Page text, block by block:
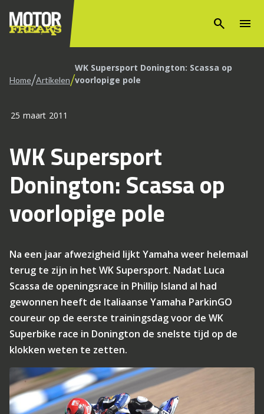
search menu
Home/Artikelen/WK Supersport Donington: Scassa op
voorlopige pole
25 maart 2011
WK Supersport
Donington: Scassa op
voorlopige pole
Na een jaar afwezigheid lijkt Yamaha weer helemaal
terug te zijn in het WK Supersport. Nadat Luca
Scassa de openingsrace in Phillip Island al had
gewonnen heeft de Italiaanse Yamaha ParkinGO
coureur op de eerste trainingsdag voor de WK
Superbike race in Donington de snelste tijd op de
klokken weten te zetten.